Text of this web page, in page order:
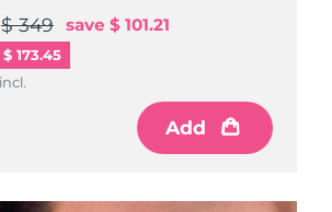
$ 349 save $ 101.21
$ 173.45
Add
$ 329 save $ 95.41
Add
skincare
anti-aging treatments
skincare
產品
treatments
skincare
skincare
products
2 Pro Max
IPL hair removal device
2 body
body toning
body brush
2 plus
眼部護理
2 eyes & lips
預計送達日期
預計送達日期 8/12/26